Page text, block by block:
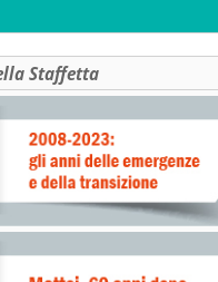
Staffetta